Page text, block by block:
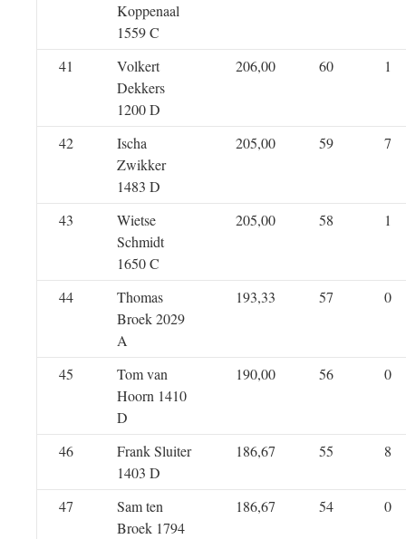
Koppenaal
1559 C
41
Volkert
Dekkers
1200 D
206,00 60 1
42
Ischa
Zwikker
1483 D
205,00 59 7
43
Wietse
Schmidt
1650 C
205,00 58 1
44
Thomas
Broek 2029
A
193,33 57 0
45
Tom van
Hoorn 1410
D
190,00 56 0
46
Frank Sluiter
1403 D
186,67 55 8
47
Sam ten
Broek 1794
186,67 54 0